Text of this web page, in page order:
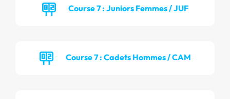
Course 7 : Juniors Femmes / JUF
Course 7 : Cadets Hommes / CAM